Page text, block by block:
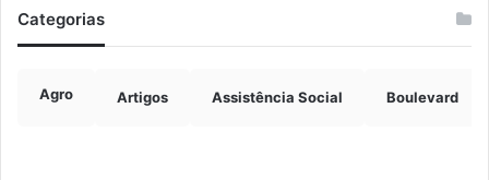
Categorias
Agro Artigos Assistência Social Boulevard